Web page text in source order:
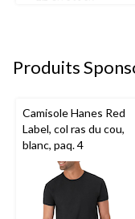
Produits
Camisole Hanes Red
Label, col ras du cou,
blanc, paq. 4